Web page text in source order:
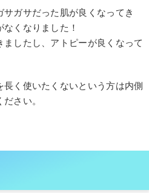
ガサだった肌が良くなってき
くなりました！
したし、アトピーが良くなって
く使いたくないという方は内側
さい。